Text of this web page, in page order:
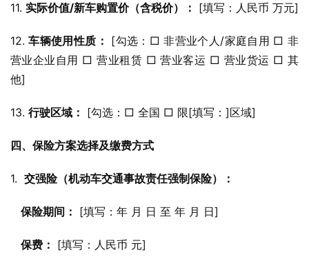
11. 实际价值/新车购置价（含税价）： [填写：人民币 万元]
12. 车辆使用性质： [勾选：□ 非营业个人/家庭自用 □ 非
营业企业自用 □ 营业租赁 □ 营业客运 □ 营业货运 □ 其
他]
13. 行驶区域： [勾选：□ 全国 □ 限[填写：]区域]
四、保险方案选择及缴费方式
1. 交强险（机动车交通事故责任强制保险）：
保险期间： [填写：年 月 日 至 年 月 日]
保费： [填写：人民币 元]